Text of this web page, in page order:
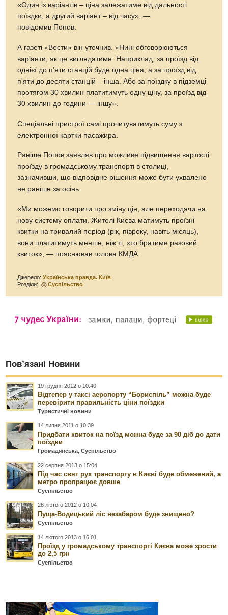
«Один із варіантів – ціна залежатиме від дальності
поїздки, а другий варіант – від часу», —
повідомив Попов.
А газеті «Вести» він уточнив. «Нині обговорюються
варіанти, як це виглядатиме. Наприклад, за проїзд від
однієї до п'яти станцій буде одна ціна, а за проїзд від
п'яти до десяти станцій – інша. Або за поїздку в підземці
протягом 30 хвилин платитимуть одну ціну, за проїзд від
30 хвилин до години — іншу».
Спеціальні пристрої самі прочитуватимуть суму з
електронної картки пасажира.
Раніше Попов заявляв про можливе підвищення вартості
проїзду в громадському транспорті в столиці,
зазначивши, що відповідне рішення може бути ухвалено
не раніше за осінь.
«Ми можемо говорити про зміну цін, але переходячи на
нову систему оплати. Жителі Києва матимуть проїзні
квитки на тривалий період (рік, півроку, навіть місяць),
вони платитимуть менше, ніж ті, хто братиме разовий
квиток», — пояснював голова КМДА.
Джерело:Українська правда. Київ
Розділи:
Суспільство
Пов’язані Новини
19 грудня 2012 о 10:40
Відтепер у таксі аеропорту “Бориспіль” можна буде
перевірити правильність ціни поїздки
Туристичні новини
14 липня 2011 о 10:39
Придбати квиток на поїзд можна буде за 90 діб до дати
поїздки
Громадянська ,Суспільство
22 серпня 2013 о 15:04
Під час свят рух транспорту в Києві буде обмежений, а
метро пропрацює довше
Суспільство
28 лютого 2012 о 10:04
Пуща-Водицький ліс незабаром буде знищено?
Суспільство
14 лютого 2013 о 16:01
Проїзд у громадському транспорті Києва може зрости
до 2,5 грн
Суспільство